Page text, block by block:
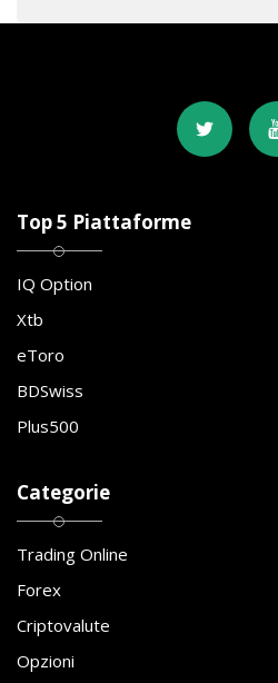
Top 5 Piattaforme
IQ Option
Xtb
eToro
BDSwiss
Plus500
Categorie
Trading Online
Forex
Criptovalute
Opzioni